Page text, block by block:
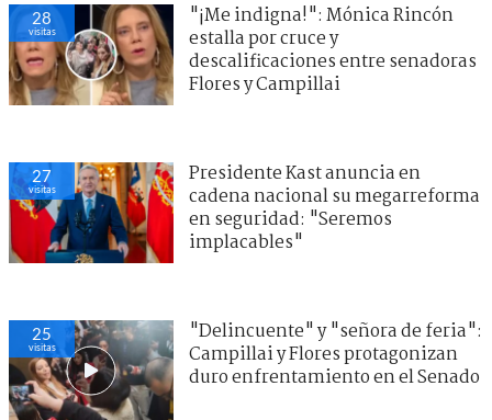
28
visitas
"¡Me indigna!": Mónica Rincón
estalla por cruce y
descalificaciones entre senadoras
Flores y Campillai
27
visitas
Presidente Kast anuncia en
cadena nacional su megarreforma
en seguridad: "Seremos
implacables"
25
visitas
"Delincuente" y "señora de feria":
Campillai y Flores protagonizan
duro enfrentamiento en el Senado